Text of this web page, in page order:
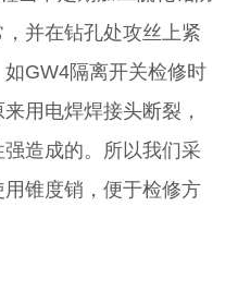
并在钻孔处攻丝上紧
GW4隔离开关检修时
用电焊焊接头断裂，
造成的。所以我们采
锥度销，便于检修方